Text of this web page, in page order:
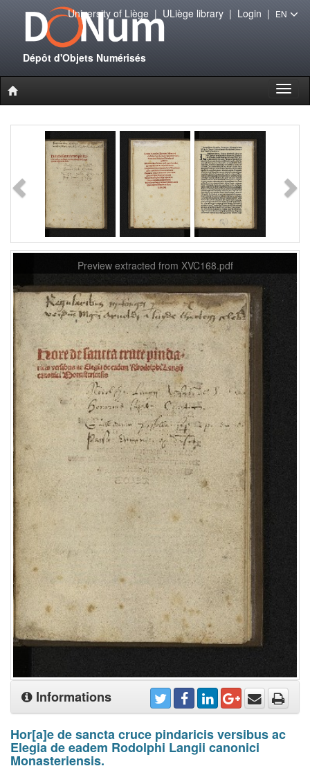
Dépôt d'Objets Numérisés
University of Liège| ULiège library| Login | EN
Preview extracted from XVC168.pdf
Informations
Hor[a]e de sancta cruce pindaricis versibus ac
Elegia de eadem Rodolphi Langii canonici
Monasteriensis.